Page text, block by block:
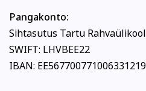
Pangakonto:
Sihtasutus Tartu Rahvaülikool
SWIFT: LHVBEE22
IBAN: EE567700771006331219